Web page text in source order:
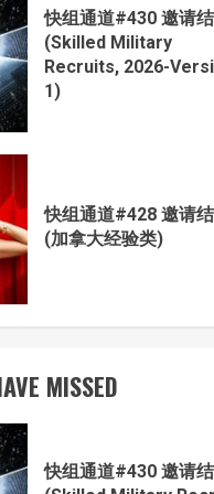
快组通道#430 邀请
(Skilled Military
Recruits, 2026-
1)
快组通道#428 邀请
(加拿大经验类)
MISSED
快组通道#430 邀请